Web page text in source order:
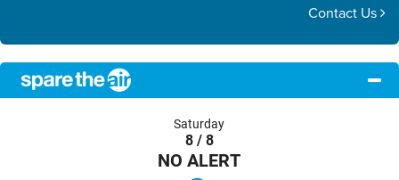
Contact Us
Saturday
8 / 8
NO ALERT